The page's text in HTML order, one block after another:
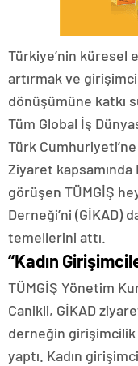
Türkiye’nin küresel
artırmak ve
dönüşümüne katkı
Tüm Global İş
Türk
Ziyaret
görüşen TÜMGİŞ
Derneği’ni (GİKAD)
temellerini attı.
“Kadın
TÜMGİŞ Yönetim
Canikli, GİKAD
derneğin girişimcilik
yaptı. Kadın